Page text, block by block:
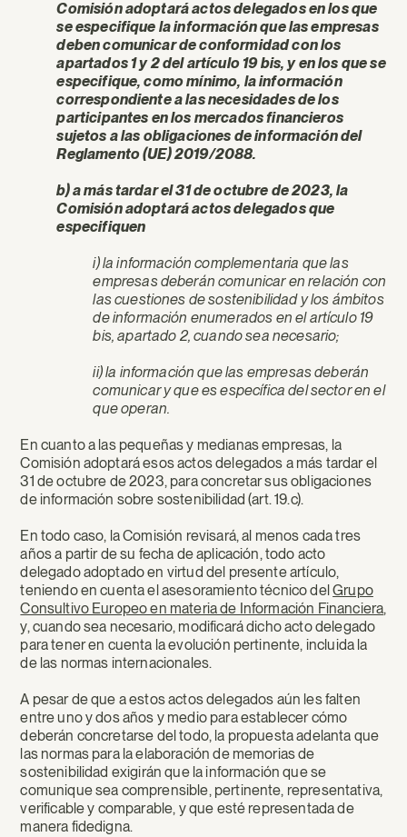
Comisión adoptará actos delegados en los que
se especifique la información que las empresas
deben comunicar de conformidad con los
apartados 1 y 2 del artículo 19 bis, y en los que se
especifique, como mínimo, la información
correspondiente a las necesidades de los
participantes en los mercados financieros
sujetos a las obligaciones de información del
Reglamento (UE) 2019/2088.
b) a más tardar el 31 de octubre de 2023, la
Comisión adoptará actos delegados que
especifiquen
i) la información complementaria que las
empresas deberán comunicar en relación con
las cuestiones de sostenibilidad y los ámbitos
de información enumerados en el artículo 19
bis, apartado 2, cuando sea necesario;
ii) la información que las empresas deberán
comunicar y que es específica del sector en el
que operan.
En cuanto a las pequeñas y medianas empresas, la
Comisión adoptará esos actos delegados a más tardar el
31 de octubre de 2023, para concretar sus obligaciones
de información sobre sostenibilidad (art. 19.c).
En todo caso, la Comisión revisará, al menos cada tres
años a partir de su fecha de aplicación, todo acto
delegado adoptado en virtud del presente artículo,
teniendo en cuenta el asesoramiento técnico delGrupo
Consultivo Europeo en materia de Información Financiera,
y, cuando sea necesario, modificará dicho acto delegado
para tener en cuenta la evolución pertinente, incluida la
de las normas internacionales.
A pesar de que a estos actos delegados aún les falten
entre uno y dos años y medio para establecer cómo
deberán concretarse del todo, la propuesta adelanta que
las normas para la elaboración de memorias de
sostenibilidad exigirán que la información que se
comunique sea comprensible, pertinente, representativa,
verificable y comparable, y que esté representada de
manera fidedigna.